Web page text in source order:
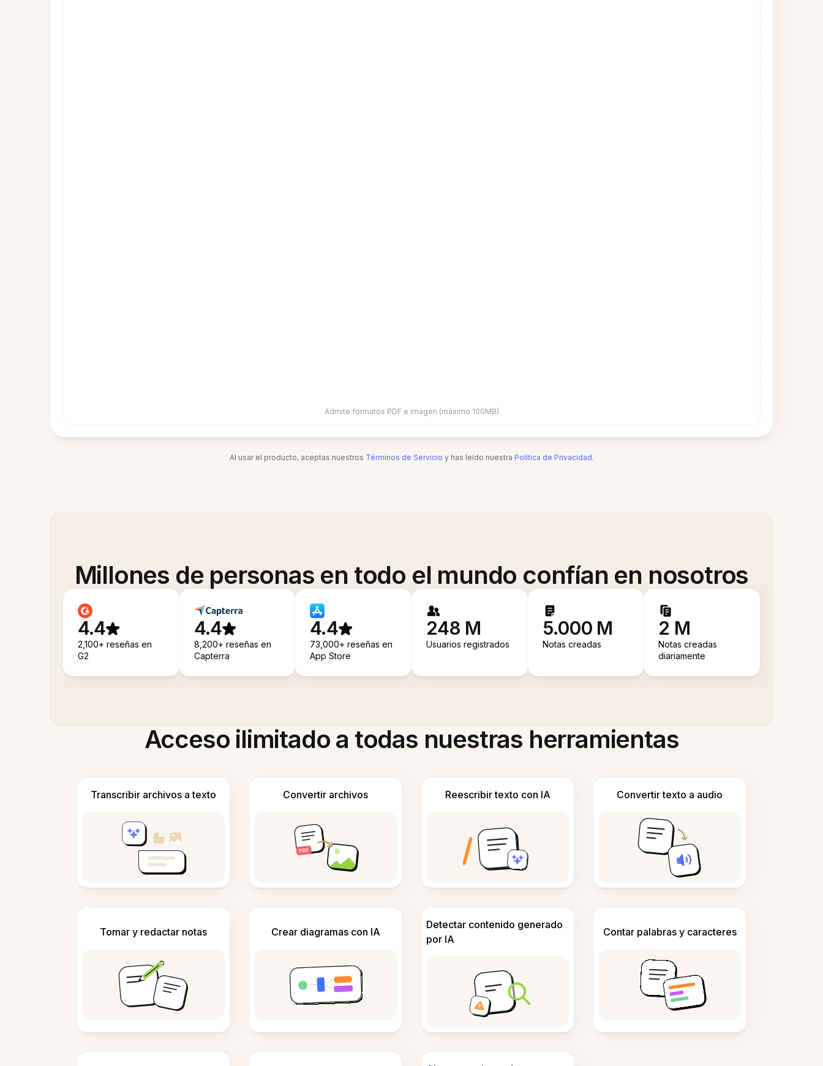
Admite formatos PDF e imagen (máximo 100MB)
Al usar el producto, aceptas nuestros Términos de Servicio y has leído nuestra Política de Privacidad.
Millones de personas en todo el mundo confían en nosotros
4.4
2,100+ reseñas en
G2
4.4
8,200+ reseñas en
Capterra
4.4
73,000+ reseñas en
App Store
248 M
Usuarios registrados
5.000 M
Notas creadas
2 M
Notas creadas
diariamente
Acceso ilimitado a todas nuestras herramientas
Transcribir archivos a texto Convertir archivos Reescribir texto con IA Convertir texto a audio
Tomar y redactar notas Crear diagramas con IA
Detectar contenido generado
por IA
Contar palabras y caracteres